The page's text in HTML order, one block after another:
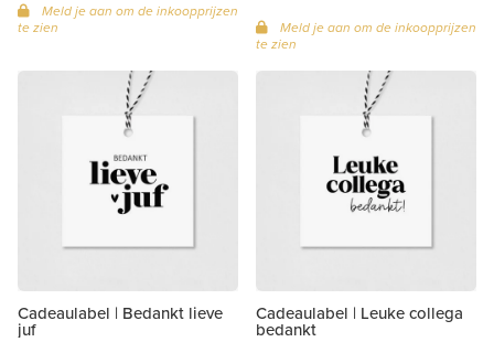
Meld je aan om de inkoopprijzen
te zien
Meld je aan om de inkoopprijzen
te zien
Cadeaulabel | Bedankt lieve
juf
Cadeaulabel | Leuke collega
bedankt